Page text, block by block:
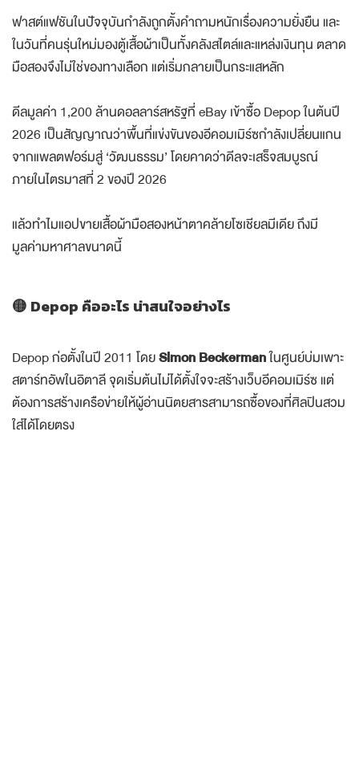
ฟาสต์แฟชันในปัจจุบันกำลังถูกตั้งคำถามหนักเรื่องความยั่งยืน และ
ในวันที่คนรุ่นใหม่มองตู้เสื้อผ้าเป็นทั้งคลังสไตล์และแหล่งเงินทุน ตลาด
มือสองจึงไม่ใช่ของทางเลือก แต่เริ่มกลายเป็นกระแสหลัก
ดีลมูลค่า 1,200 ล้านดอลลาร์สหรัฐที่ eBay เข้าซื้อ Depop ในต้นปี
2026 เป็นสัญญาณว่าพื้นที่แข่งขันของอีคอมเมิร์ซกำลังเปลี่ยนแกน
จากแพลตฟอร์มสู่ ‘วัฒนธรรม’ โดยคาดว่าดีลจะเสร็จสมบูรณ์
ภายในไตรมาสที่ 2 ของปี 2026
แล้วทำไมแอปขายเสื้อผ้ามือสองหน้าตาคล้ายโซเชียลมีเดีย ถึงมี
มูลค่ามหาศาลขนาดนี้
🟡 Depop คืออะไร น่าสนใจอย่างไร
Depop ก่อตั้งในปี 2011 โดยSimon Beckermanในศูนย์บ่มเพาะ
สตาร์ทอัพในอิตาลี จุดเริ่มต้นไม่ได้ตั้งใจจะสร้างเว็บอีคอมเมิร์ซ แต่
ต้องการสร้างเครือข่ายให้ผู้อ่านนิตยสารสามารถซื้อของที่ศิลปินสวม
ใส่ได้โดยตรง